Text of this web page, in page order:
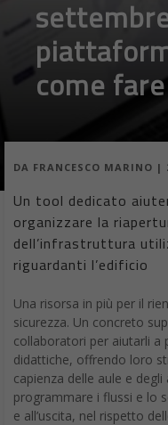
come
DA FRANCESCO MARINO |
Un tool dedicato
organizzare la
dell’infrastruttura
riguardanti l’edificio
Una risorsa in più per il
sicurezza. Un concreto
collaboratori per aiutarli a
didattiche, offrendo loro
capienza delle aule e
programmare i flussi e lo
e all’uscita, nel rispetto